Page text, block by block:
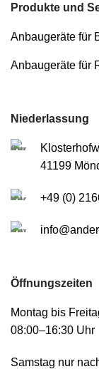
Produkte und
Anbaugeräte für
Anbaugeräte für
Niederlassung
41199
+49 (0)
Öffnungszeiten
Montag bis
08:00–16:30 Uhr
Samstag nur